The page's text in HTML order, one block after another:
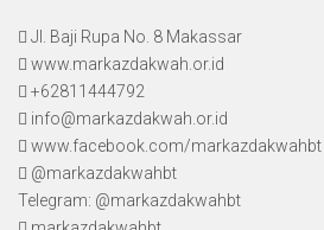
Jl. Baji Rupa No. 8 Makassar
www.markazdakwah.or.id
+62811444792
info@markazdakwah.or.id
www.facebook.com/markazdakwahbt
@markazdakwahbt
Telegram: @markazdakwahbt